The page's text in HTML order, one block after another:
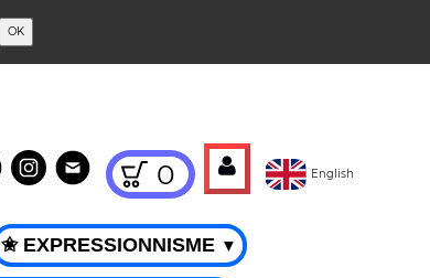
OK
0 English
✬ EXPRESSIONNISME ▼